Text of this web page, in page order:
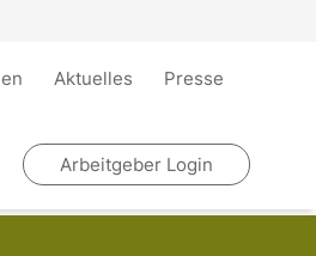
Aktuelles Presse
Arbeitgeber Login